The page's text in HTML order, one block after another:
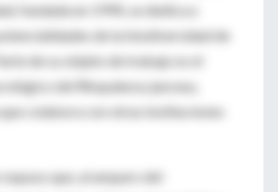
fundada en 1994, se dedica a
de la biodiversidad de
de su objeto de trabajo es el
del Rhopalurus junceus,
que colabora con otras instituciones
que, al amparo del